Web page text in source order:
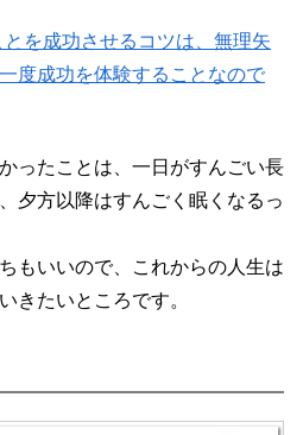
を成功させるコツは、無理矢
度成功を体験することなので
ったことは、一日がすんごい長
夕方以降はすんごく眠くなるっ
もいいので、これからの人生は
きたいところです。